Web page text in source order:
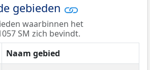
gebieden
waarbinnen het
SM zich bevindt.
Naam gebied